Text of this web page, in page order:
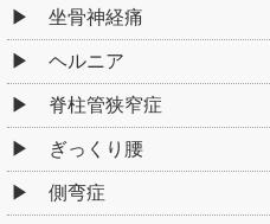
坐骨神経痛
ヘルニア
脊柱管狭窄症
ぎっくり腰
側弯症